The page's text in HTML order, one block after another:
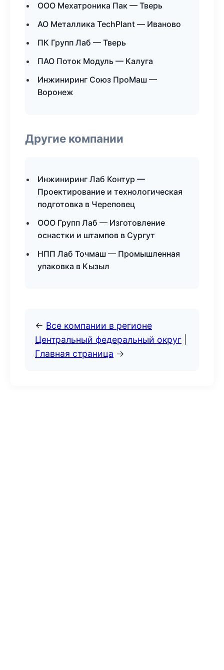
ООО Мехатроника Пак — Тверь
АО Металлика TechPlant — Иваново
ПК Групп Лаб — Тверь
ПАО Поток Модуль — Калуга
Инжиниринг Союз ПроМаш —
Воронеж
Другие компании
Инжиниринг Лаб Контур —
Проектирование и технологическая
подготовка в Череповец
ООО Групп Лаб — Изготовление
оснастки и штампов в Сургут
НПП Лаб Точмаш — Промышленная
упаковка в Кызыл
← Все компании в регионе
Центральный федеральный округ
Главная страница →